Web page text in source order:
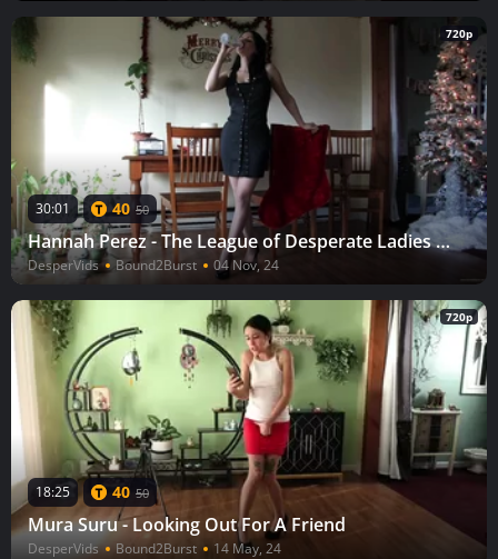
720p
30:01 40 50
Hannah Perez - The League of Desperate Ladies Hannah
DesperVids Bound2Burst 04 Nov, 24
720p
18:25 40 50
Mura Suru - Looking Out For A Friend
DesperVids Bound2Burst 14 May, 24